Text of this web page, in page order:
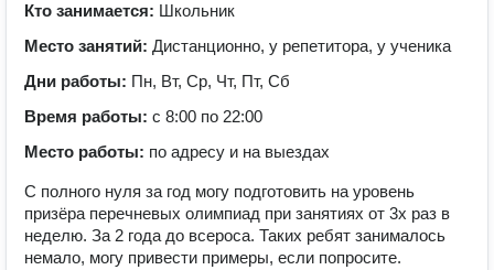
Кто занимается: Школьник
Место занятий: Дистанционно, у репетитора, у ученика
Дни работы: Пн, Вт, Ср, Чт, Пт, Сб
Время работы: с 8:00 по 22:00
Место работы: по адресу и на выездах
С полного нуля за год могу подготовить на уровень
призёра перечневых олимпиад при занятиях от 3х раз в
неделю. За 2 года до всероса. Таких ребят занималось
немало, могу привести примеры, если попросите.